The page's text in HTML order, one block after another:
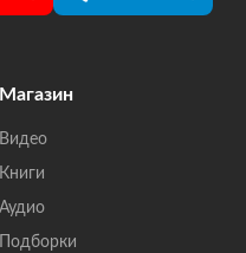
Магазин
Видео
Книги
Аудио
Подборки